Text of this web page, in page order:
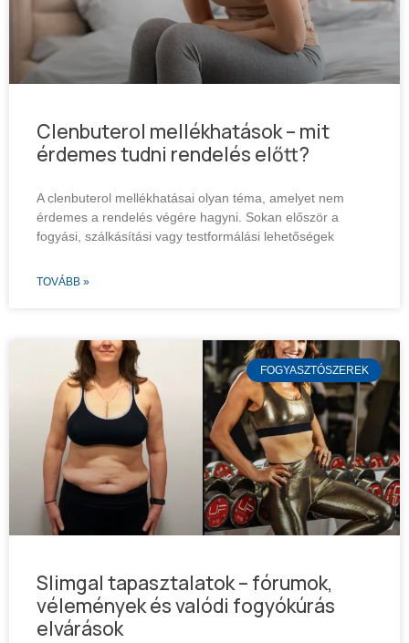
Clenbuterol mellékhatások – mit
érdemes tudni rendelés előtt?
A clenbuterol mellékhatásai olyan téma, amelyet nem
érdemes a rendelés végére hagyni. Sokan először a
fogyási, szálkásítási vagy testformálási lehetőségek
TOVÁBB »
FOGYASZTÓSZEREK
Slimgal tapasztalatok – fórumok,
vélemények és valódi fogyókúrás
elvárások